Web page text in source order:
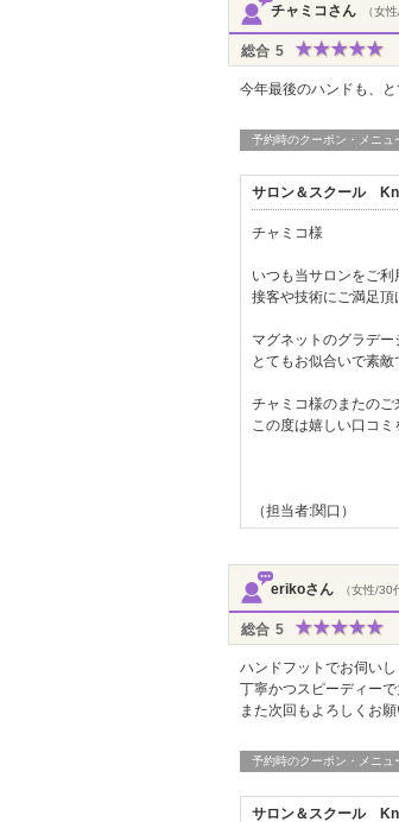
チャミコさん （女
総合 5
今年最後のハンドも、と
予約時のクーポン・メニュ
サロン＆スクール
チャミコ様
いつも当サロンをご利
接客や技術にご満足頂
マグネットのグラデ
とてもお似合いで素敵
チャミコ様のまたのご
この度は嬉しい口コミ
（担当者:関口）
erikoさん （女性/30
総合 5
ハンドフットでお伺いし
丁寧かつスピーディーで
また次回もよろしくお願
予約時のクーポン・メニュ
サロン＆スクール